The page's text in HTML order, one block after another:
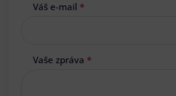
Váš e-mail *
Vaše zpráva *